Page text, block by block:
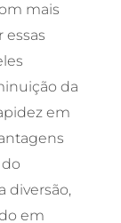
mais
essas
da
em
diversão,
em